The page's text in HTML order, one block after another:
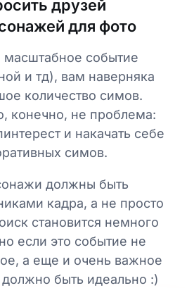
друзей
для фото
масштабное событие
и тд), вам наверняка
количество симов.
конечно, не проблема:
и накачать себе
симов.
должны быть
кадра, а не просто
становится немного
если это событие не
а еще и очень важное
быть идеально :)